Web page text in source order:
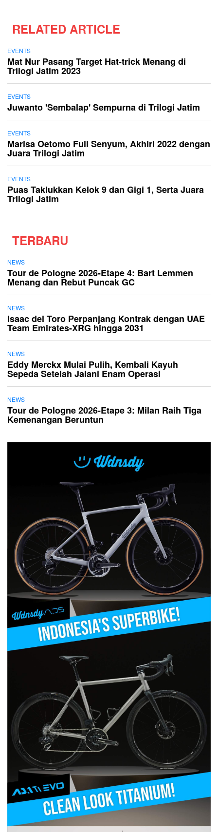
RELATED ARTICLE
EVENTS
Mat Nur Pasang Target Hat-trick Menang di
Trilogi Jatim 2023
EVENTS
Juwanto 'Sembalap' Sempurna di Trilogi Jatim
EVENTS
Marisa Oetomo Full Senyum, Akhiri 2022 dengan
Juara Trilogi Jatim
EVENTS
Puas Taklukkan Kelok 9 dan Gigi 1, Serta Juara
Trilogi Jatim
TERBARU
NEWS
Tour de Pologne 2026-Etape 4: Bart Lemmen
Menang dan Rebut Puncak GC
NEWS
Isaac del Toro Perpanjang Kontrak dengan UAE
Team Emirates-XRG hingga 2031
NEWS
Eddy Merckx Mulai Pulih, Kembali Kayuh
Sepeda Setelah Jalani Enam Operasi
NEWS
Tour de Pologne 2026-Etape 3: Milan Raih Tiga
Kemenangan Beruntun